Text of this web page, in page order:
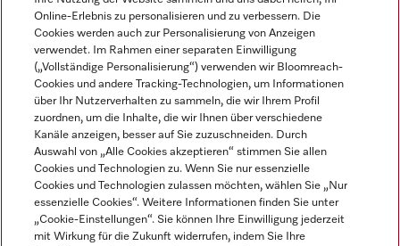
Impressum
AGB
Datenschutz
Miele auf Instagram
Miele auf Facebook
Miele auf Youtube
Online-Erlebnis zu personalisieren und zu verbessern. Die
Cookies werden auch zur Personalisierung von Anzeigen
verwendet. Im Rahmen einer separaten Einwilligung
(„Vollständige Personalisierung“) verwenden wir Bloomreach-
Cookies und andere Tracking-Technologien, um Informationen
über Ihr Nutzerverhalten zu sammeln, die wir Ihrem Profil
zuordnen, um die Inhalte, die wir Ihnen über verschiedene
Kanäle anzeigen, besser auf Sie zuzuschneiden. Durch
Auswahl von „Alle Cookies akzeptieren“ stimmen Sie allen
Cookies und Technologien zu. Wenn Sie nur essenzielle
Cookies und Technologien zulassen möchten, wählen Sie „Nur
essenzielle Cookies“. Weitere Informationen finden Sie unter
„Cookie-Einstellungen“. Sie können Ihre Einwilligung jederzeit
mit Wirkung für die Zukunft widerrufen, indem Sie Ihre